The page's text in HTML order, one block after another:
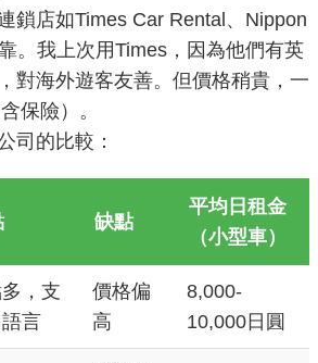
鎖店如Times Car Rental、Nippon
。我上次用Times，因為他們有英
對海外遊客友善。但價格稍貴，一
保險）。
司的比較：
缺點
平均日租金
（小型車）
，支
言
價格偏
高
8,000-
10,000日圓